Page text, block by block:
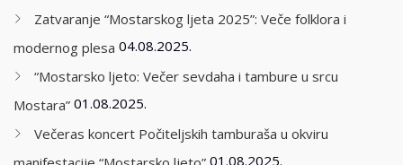
Zatvaranje “Mostarskog ljeta 2025”: Veče folklora i
modernog plesa 04.08.2025.
“Mostarsko ljeto: Večer sevdaha i tambure u srcu
Mostara” 01.08.2025.
Večeras koncert Počiteljskih tamburaša u okviru
01.08.2025.